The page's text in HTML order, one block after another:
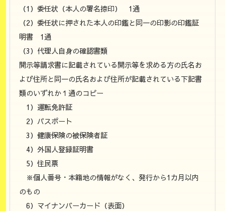
（1）委任状（本人の署名捺印） 1通
（2）委任状に押された本人の印鑑と同一の印影の印鑑証
明書 1通
（3）代理人自身の確認書類
開示等請求書に記載されている開示等を求める方の氏名お
よび住所と同一の氏名および住所が記載されている下記書
類のいずれか１通のコピー
1）運転免許証
2）パスポート
3）健康保険の被保険者証
4）外国人登録証明書
5）住民票
※個人番号・本籍地の情報がなく、発行から1カ月以内
のもの
6）マイナンバーカード（表面）